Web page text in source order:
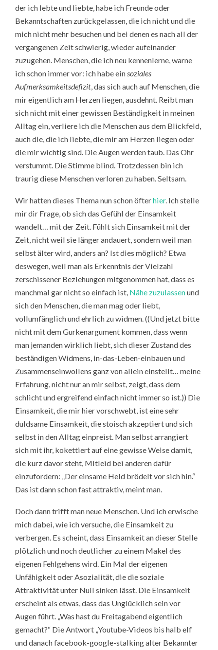
der ich lebte und liebte, habe ich Freunde oder
Bekanntschaften zurückgelassen, die ich nicht und die
mich nicht mehr besuchen und bei denen es nach all der
vergangenen Zeit schwierig, wieder aufeinander
zuzugehen. Menschen, die ich neu kennenlerne, warne
ich schon immer vor: ich habe einsoziales
Aufmerksamkeitsdefizit, das sich auch auf Menschen, die
mir eigentlich am Herzen liegen, ausdehnt. Reibt man
sich nicht mit einer gewissen Beständigkeit in meinen
Alltag ein, verliere ich die Menschen aus dem Blickfeld,
auch die, die ich liebte, die mir am Herzen liegen oder
die mir wichtig sind. Die Augen werden taub. Das Ohr
verstummt. Die Stimme blind. Trotzdessen bin ich
traurig diese Menschen verloren zu haben. Seltsam.
Wir hatten dieses Thema nun schon öfterhier. Ich stelle
mir dir Frage, ob sich das Gefühl der Einsamkeit
wandelt… mit der Zeit. Fühlt sich Einsamkeit mit der
Zeit, nicht weil sie länger andauert, sondern weil man
selbst älter wird, anders an? Ist dies möglich? Etwa
deswegen, weil man als Erkenntnis der Vielzahl
zerschissener Beziehungen mitgenommen hat, dass es
manchmal gar nicht so einfach ist, Nähe zuzulassenund
sich den Menschen, die man mag oder liebt,
vollumfänglich und ehrlich zu widmen. ((Und jetzt bitte
nicht mit dem Gurkenargument kommen, dass wenn
man jemanden wirklich liebt, sich dieser Zustand des
beständigen Widmens, in-das-Leben-einbauen und
Zusammenseinwollens ganz von allein einstellt… meine
Erfahrung, nicht nur an mir selbst, zeigt, dass dem
schlicht und ergreifend einfach nicht immer so ist.)) Die
Einsamkeit, die mir hier vorschwebt, ist eine sehr
duldsame Einsamkeit, die stoisch akzeptiert und sich
selbst in den Alltag einpreist. Man selbst arrangiert
sich mit ihr, kokettiert auf eine gewisse Weise damit,
die kurz davor steht, Mitleid bei anderen dafür
einzufordern: „Der einsame Held brödelt vor sich hin.“
Das ist dann schon fast attraktiv, meint man.
Doch dann trifft man neue Menschen. Und ich erwische
mich dabei, wie ich versuche, die Einsamkeit zu
verbergen. Es scheint, dass Einsamkeit an dieser Stelle
plötzlich und noch deutlicher zu einem Makel des
eigenen Fehlgehens wird. Ein Mal der eigenen
Unfähigkeit oder Asozialität, die die soziale
Attraktivität unter Null sinken lässt. Die Einsamkeit
erscheint als etwas, dass das Unglücklich sein vor
Augen führt. „Was hast du Freitagabend eigentlich
gemacht?“ Die Antwort „Youtube-Videos bis halb elf
und danach facebook-google-stalking alter Bekannter